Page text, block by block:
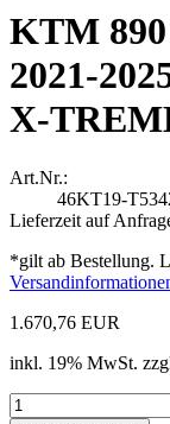
KTM
2021-
X-
Art.Nr.:
46KT19-
Lieferzeit auf
*gilt ab Bestellung.
1.670,76 EUR
inkl. 19% MwSt.